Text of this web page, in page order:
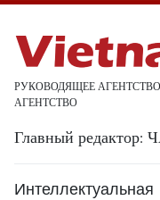
РУКОВОДЯЩЕЕ
АГЕНТСТВО
Главный
Интеллектуальная